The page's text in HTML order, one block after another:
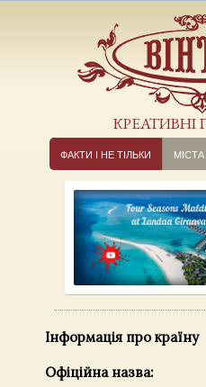
ФАКТИ І НЕ ТІЛЬКИ МІСТА
Інформація про країну
Офіційна назва: